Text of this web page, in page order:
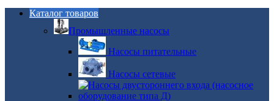
Каталог товаров
Промышленные насосы
Насосы питательные
Насосы сетевые